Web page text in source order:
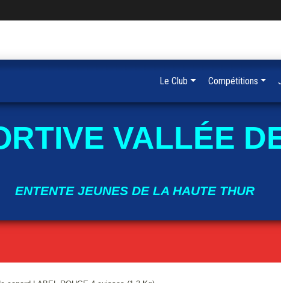
VALLÉE
ENTENTE JEUNES DE LA HAUTE THUR
Le Club Compétitions